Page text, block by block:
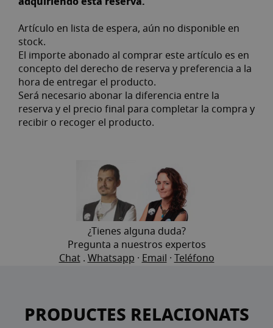
Artículo en lista de espera, aún no disponible en
stock.
El importe abonado al comprar este artículo es en
concepto del derecho de reserva y preferencia a la
hora de entregar el producto.
Será necesario abonar la diferencia entre la
reserva y el precio final para completar la compra y
recibir o recoger el producto.
¿Tienes alguna duda?
Pregunta a nuestros expertos
Chat.Whatsapp ·Email ·Teléfono
PRODUCTES RELACIONATS